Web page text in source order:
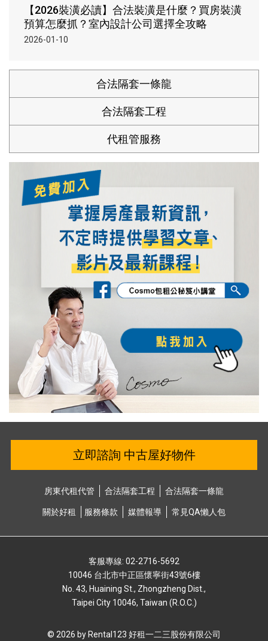
【2026裝潢必讀】合法裝潢是什麼？買房裝潢
預算怎麼抓？室內設計公司選擇全攻略
2026-01-10
合法隔套一條龍
合法隔套工程
代租管服務
立即諮詢 中古屋好物件
房東代租代管 合法隔套⼯程 合法隔套⼀條龍
關於好租 服務條款 媒體報導 常⾒QA懶⼈包
客服專線: 02-2716-5692
10046 台北市中正區懷寧街43號6樓
No. 43, Huaining St., Zhongzheng Dist.,
Taipei City 10046, Taiwan (R.O.C.)
© 2026 by Rental123 好租⼀⼆三股份有限公司